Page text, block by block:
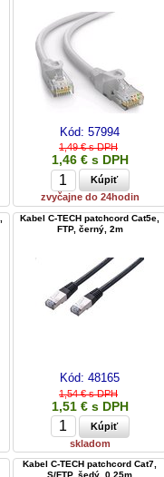
Kód: 57994
1,49 € s DPH
1,46 € s DPH
zvyčajne do 24hodin
Kabel C-TECH patchcord Cat5e,
FTP, černý, 2m
Kód: 48165
1,54 € s DPH
1,51 € s DPH
skladom
Kabel C-TECH patchcord Cat7,
S/FTP, šedý, 0,25m